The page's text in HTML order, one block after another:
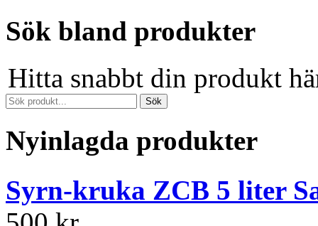
Sök bland produkter
Hitta snabbt din produkt
Nyinlagda produkter
Syrn-kruka ZCB 5 liter